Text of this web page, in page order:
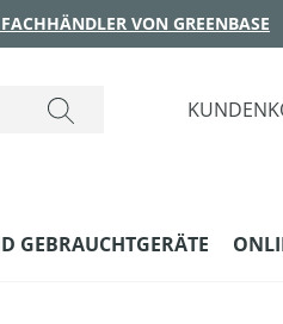
VON GREENBASE
GEBRAUCHTGERÄTE